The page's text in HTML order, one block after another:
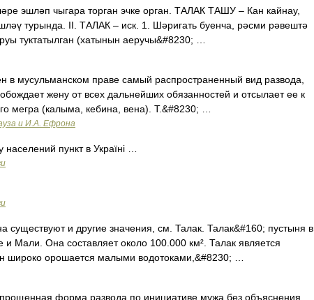
эшләп чыгара торган эчке орган. ТАЛАК ТАШУ – Кан кайнау,
турында. II. ТАЛАК – иск. 1. Шәригать буенча, рәсми рәвештә
туктатылган (хатынын аеручы&#8230; …
в мусульманском праве самый распространенный вид развода,
жену от всех дальнейших обязанностей и отсылает ее к
мегра (калыма, кебина, вена). Т.&#8230; …
и И.А. Ефрона
пункт в Україні …
существуют и другие значения, см. Талак. Талак&#160; пустыня в
Мали. Она составляет около 100.000 км². Талак является
широко орошается малыми водотоками,&#8230; …
форма развода по инициативе мужа без объяснения